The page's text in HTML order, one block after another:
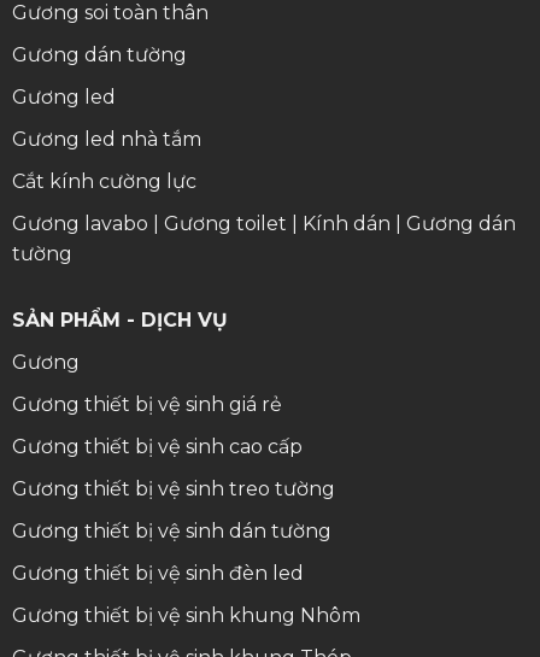
Gương soi toàn thân
Gương dán tường
Gương led
Gương led nhà tắm
Cắt kính cường lực
Gương lavabo
Gương toilet Kính dán
Gương dán
tường
SẢN PHẨM - DỊCH VỤ
Gương
Gương thiết bị vệ sinh giá rẻ
Gương thiết bị vệ sinh cao cấp
Gương thiết bị vệ sinh treo tường
Gương thiết bị vệ sinh dán tường
Gương thiết bị vệ sinh đèn led
Gương thiết bị vệ sinh khung Nhôm